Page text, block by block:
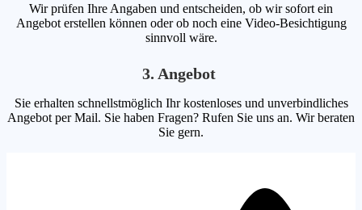
Wir prüfen Ihre Angaben und entscheiden, ob wir sofort ein
Angebot erstellen können oder ob noch eine Video-Besichtigung
sinnvoll wäre.
3. Angebot
Sie erhalten schnellstmöglich Ihr kostenloses und unverbindliches
Angebot per Mail. Sie haben Fragen? Rufen Sie uns an. Wir beraten
Sie gern.